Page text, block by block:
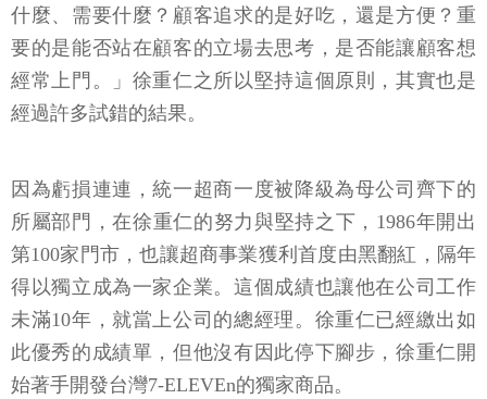
什麼、需要什麼？顧客追求的是好吃，還是方便？重
要的是能否站在顧客的立場去思考，是否能讓顧客想
經常上門。」徐重仁之所以堅持這個原則，其實也是
經過許多試錯的結果。
因為虧損連連，統一超商一度被降級為母公司齊下的
所屬部門，在徐重仁的努力與堅持之下，1986年開出
第100家門市，也讓超商事業獲利首度由黑翻紅，隔年
得以獨立成為一家企業。這個成績也讓他在公司工作
未滿10年，就當上公司的總經理。徐重仁已經繳出如
此優秀的成績單，但他沒有因此停下腳步，徐重仁開
始著手開發台灣7-ELEVEn的獨家商品。